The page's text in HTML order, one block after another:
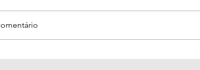
a diferença e quando